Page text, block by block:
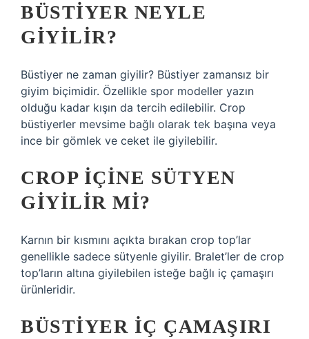
BÜSTIYER NEYLE
GIYILIR?
Büstiyer ne zaman giyilir? Büstiyer zamansız bir
giyim biçimidir. Özellikle spor modeller yazın
olduğu kadar kışın da tercih edilebilir. Crop
büstiyerler mevsime bağlı olarak tek başına veya
ince bir gömlek ve ceket ile giyilebilir.
CROP IÇINE SÜTYEN
GIYILIR MI?
Karnın bir kısmını açıkta bırakan crop top’lar
genellikle sadece sütyenle giyilir. Bralet’ler de crop
top’ların altına giyilebilen isteğe bağlı iç çamaşırı
ürünleridir.
BÜSTIYER IÇ ÇAMAŞIRI